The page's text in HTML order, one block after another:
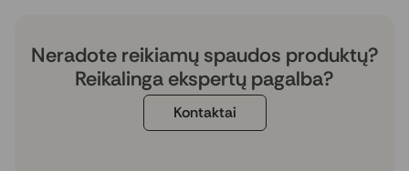
Neradote reikiamų spaudos produktų?
Reikalinga ekspertų pagalba?
Kontaktai